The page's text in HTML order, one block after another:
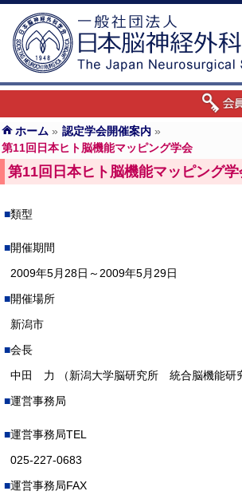
ホーム » 認定学会開催案内 »
第11回日本ヒト脳機能マッピング学会
第11回日本ヒト脳機能マッピング学
類型
開催期間
2009年5月28日～2009年5月29日
開催場所
新潟市
会長
中田 力 （新潟大学脳研究所 統合脳機能研
運営事務局
運営事務局TEL
025-227-0683
運営事務局FAX